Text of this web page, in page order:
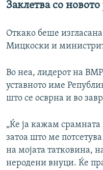
Заклетва со
Откако беше
Мицкоски и
Во неа, лидерот на
уставното име
што се осврна и во
„Ќе ја кажам
затоа што ме
на мојата татковина,
неродени внуци. Ќе